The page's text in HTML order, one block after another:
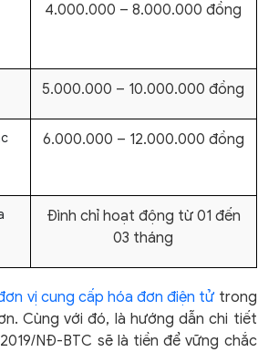
4.000.000 – 8.000.000 đồng
5.000.000 – 10.000.000 đồng
6.000.000 – 12.000.000 đồng
Đình chỉ hoạt động từ 01 đến
03 tháng
vị cung cấp hóa đơn điện tử trong
Cùng với đó, là hướng dẫn chi tiết
NĐ-BTC sẽ là tiền để vững chắc